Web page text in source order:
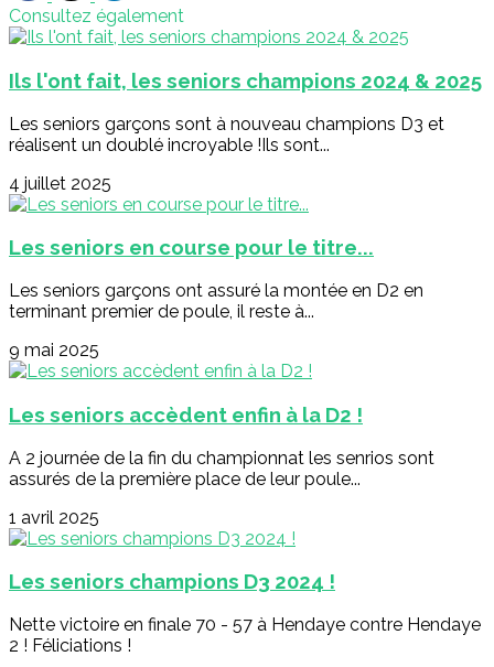
Consultez également
Ils l'ont fait, les seniors champions 2024 & 2025
Les seniors garçons sont à nouveau champions D3 et
réalisent un doublé incroyable !Ils sont...
4 juillet 2025
Les seniors en course pour le titre...
Les seniors garçons ont assuré la montée en D2 en
terminant premier de poule, il reste à...
9 mai 2025
Les seniors accèdent enfin à la D2 !
A 2 journée de la fin du championnat les senrios sont
assurés de la première place de leur poule...
1 avril 2025
Les seniors champions D3 2024 !
Nette victoire en finale 70 - 57 à Hendaye contre Hendaye
2 ! Féliciations !